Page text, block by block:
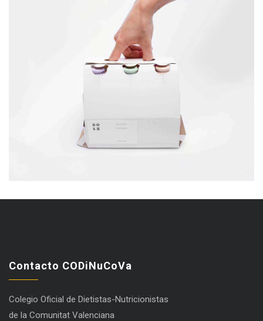
Contacto CODiNuCoVa
Colegio Oficial de Dietistas-Nutricionistas
de la Comunitat Valenciana